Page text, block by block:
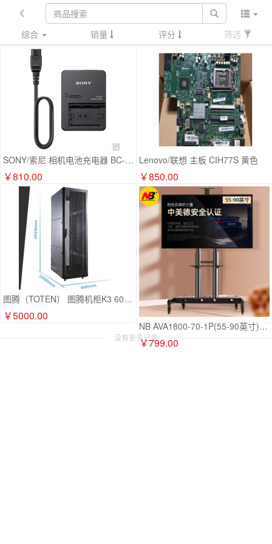
综合 销量 评分 筛选
SONY/索尼 相机电池充电器 BC-QZ1
￥810.00
Lenovo/联想 主板 CIH77S 黄色
￥850.00
图腾（TOTEN） 图腾机柜K3 6042 3个固定板1个PDU 40套螺丝，600*1000深2米高
￥5000.00
NB AVA1800-70-1P(55-90英寸)移动电视支架视频会议显示器移动推车通用落地电视挂架电视推车电视支架落地
￥799.00
没有更多记录